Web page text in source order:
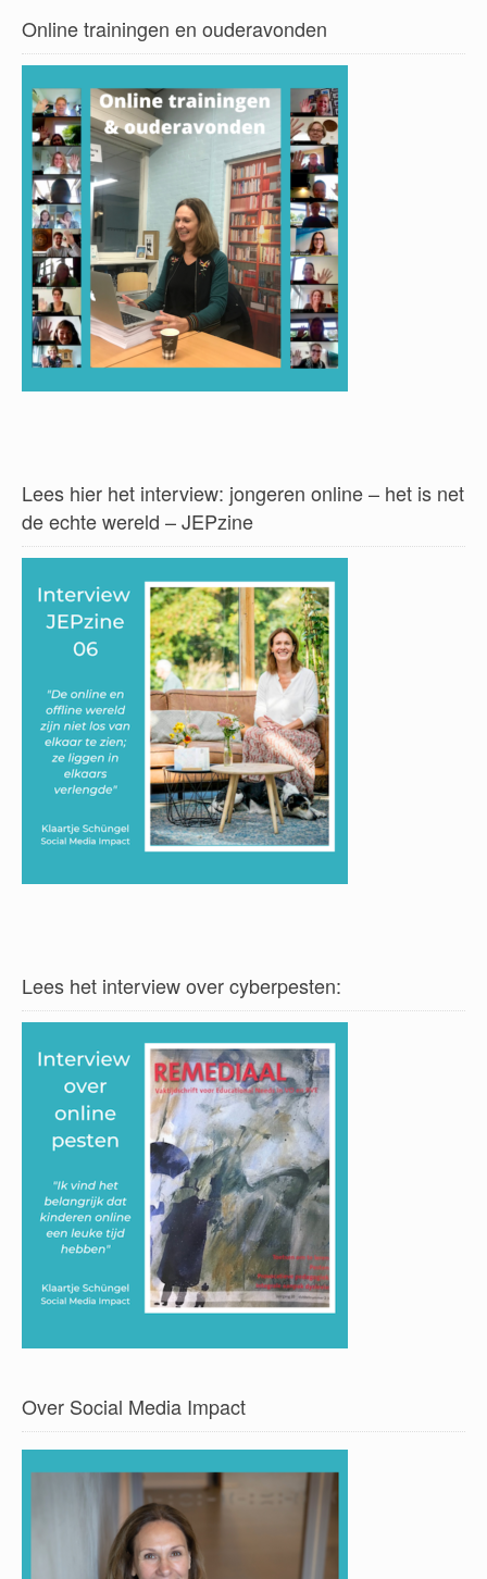
Online trainingen en ouderavonden
Lees hier het interview: jongeren online – het is net
de echte wereld – JEPzine
Lees het interview over cyberpesten:
Over Social Media Impact